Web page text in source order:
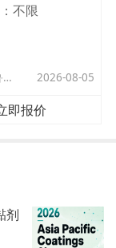
不限
巴音库鲁提镇,托帕口岸六号库房 2026-08-05
即报价
剂